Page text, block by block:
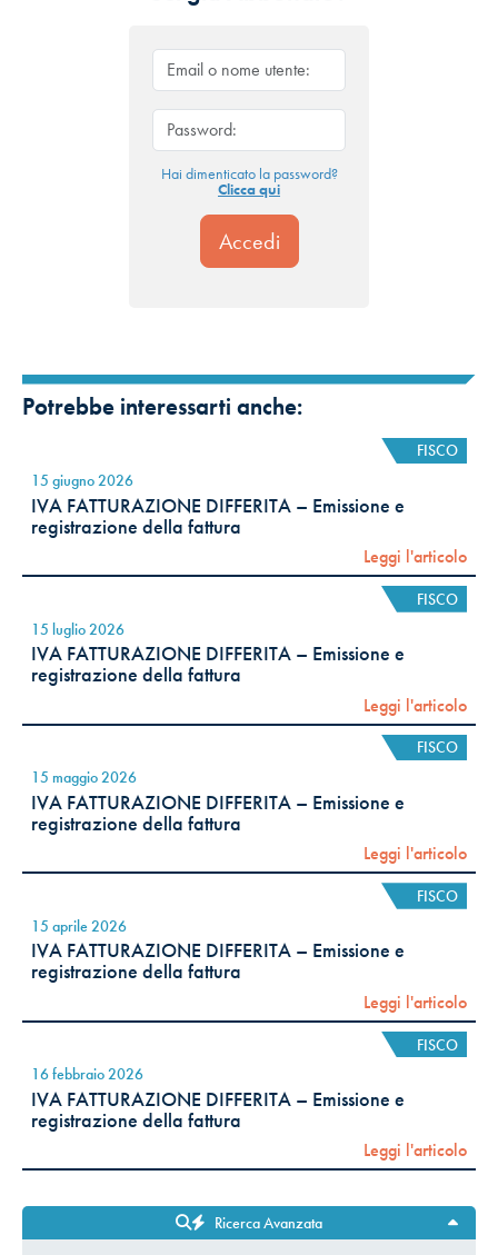
Hai dimenticato la password?
Clicca qui
Potrebbe interessarti anche:
FISCO
15 giugno 2026
IVA FATTURAZIONE DIFFERITA – Emissione e
registrazione della fattura
Leggi l'articolo
FISCO
15 luglio 2026
IVA FATTURAZIONE DIFFERITA – Emissione e
registrazione della fattura
Leggi l'articolo
FISCO
15 maggio 2026
IVA FATTURAZIONE DIFFERITA – Emissione e
registrazione della fattura
Leggi l'articolo
FISCO
15 aprile 2026
IVA FATTURAZIONE DIFFERITA – Emissione e
registrazione della fattura
Leggi l'articolo
FISCO
16 febbraio 2026
IVA FATTURAZIONE DIFFERITA – Emissione e
registrazione della fattura
Leggi l'articolo
Ricerca Avanzata